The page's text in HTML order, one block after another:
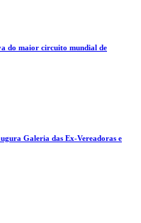
do maior circuito mundial de
Galeria das Ex-Vereadoras e